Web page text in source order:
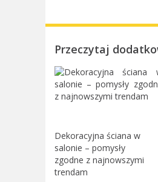
Przeczytaj
Dekoracyjna ściana w
salonie – pomysły
zgodne z najnowszymi
trendam